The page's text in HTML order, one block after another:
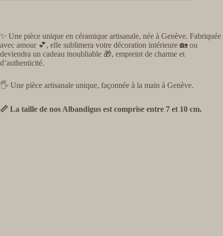
✨ Une pièce unique en céramique artisanale, née à Genève. Fabriquée
avec amour 💕, elle sublimera votre décoration intérieure 🏡 ou
deviendra un cadeau inoubliable 🎁, empreint de charme et
d’authenticité.
🖐️ Une pièce artisanale unique, façonnée à la main à Genève.
📏 La taille de nos Albandigus est comprise entre 7 et 10 cm.